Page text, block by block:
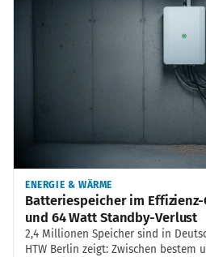
ENERGIE & WÄRME
Batteriespeicher im Effizienz-
und 64 Watt Standby-Verlust
2,4 Millionen Speicher sind in
HTW Berlin zeigt: Zwischen bestem